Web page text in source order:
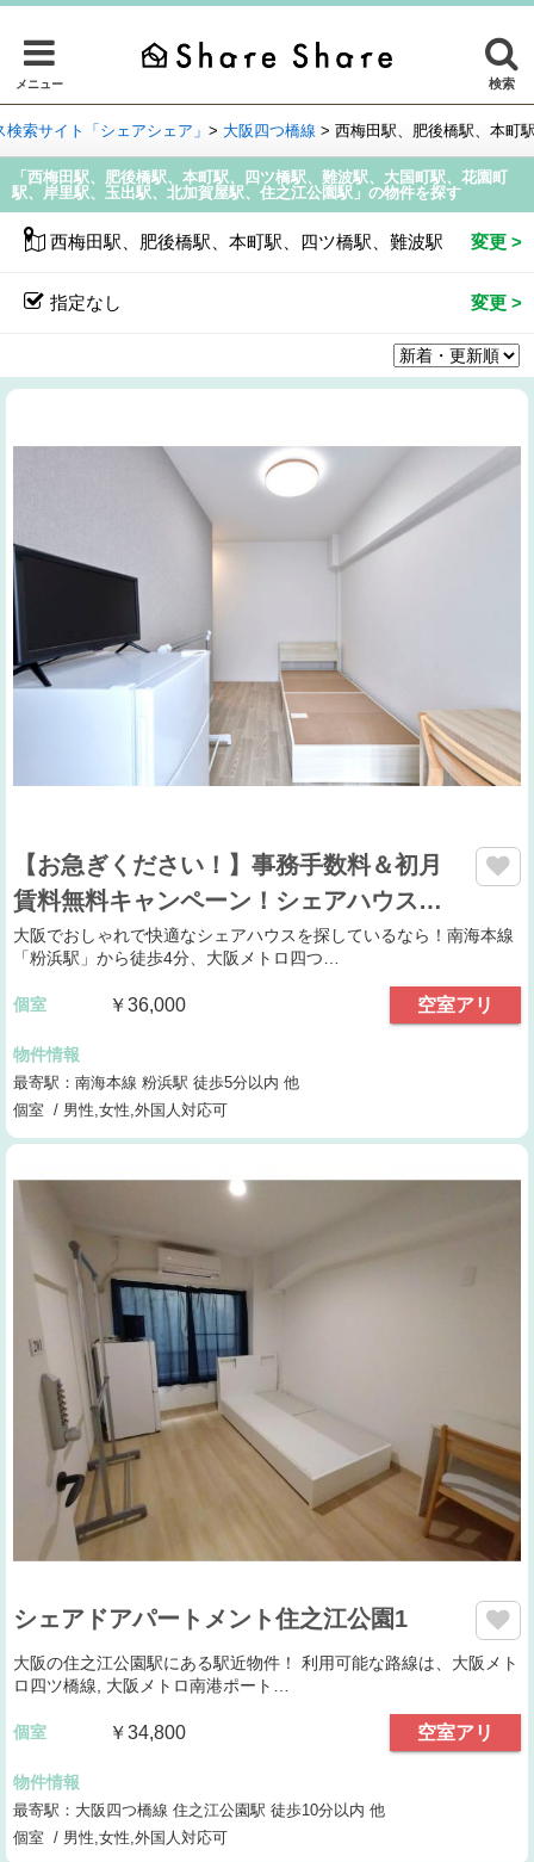
メニュー 検索
索サイト「シェアシェア」 > 大阪四つ橋線 > 西梅田駅、肥後橋駅、本町
「西梅田駅、肥後橋駅、本町駅、四ツ橋駅、難波駅、大国町駅、花園町
駅、岸里駅、玉出駅、北加賀屋駅、住之江公園駅」の物件を探す
西梅田駅、肥後橋駅、本町駅、四ツ橋駅、難波駅、大国町
指定なし
【お急ぎください！】事務手数料＆初月
賃料無料キャンペーン！シェアハウス…
大阪でおしゃれで快適なシェアハウスを探しているなら！南海本線
「粉浜駅」から徒歩4分、大阪メトロ四つ…
個室 ￥36,000 空室アリ
物件情報
最寄駅：南海本線 粉浜駅 徒歩5分以内 他
個室 / 男性,女性,外国人対応可
シェアドアパートメント住之江公園1
大阪の住之江公園駅にある駅近物件！ 利用可能な路線は、大阪メト
ロ四ツ橋線, 大阪メトロ南港ポート…
個室 ￥34,800 空室アリ
物件情報
最寄駅：大阪四つ橋線 住之江公園駅 徒歩10分以内 他
個室 / 男性,女性,外国人対応可